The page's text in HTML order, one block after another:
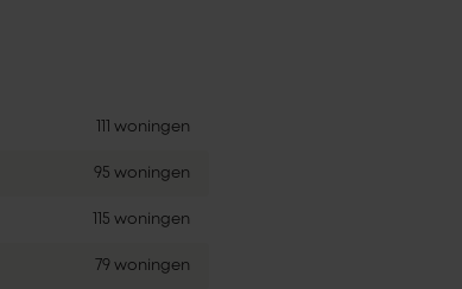
111 woningen
95 woningen
115 woningen
79 woningen